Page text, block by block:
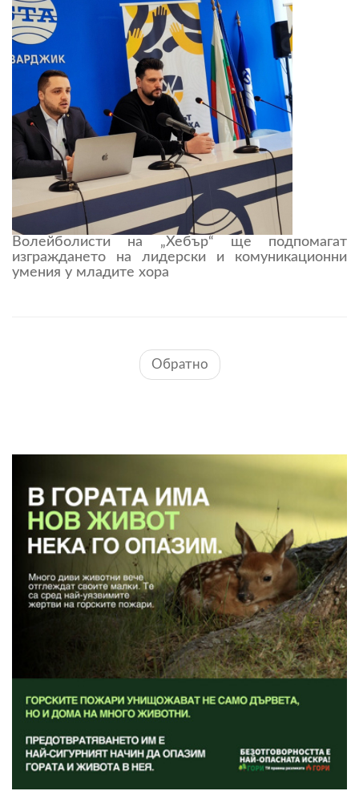
Волейболисти на „Хебър“ ще подпомагат
изграждането на лидерски и комуникационни
умения у младите хора
Обратно